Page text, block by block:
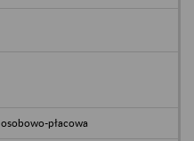
osobowo-płacowa